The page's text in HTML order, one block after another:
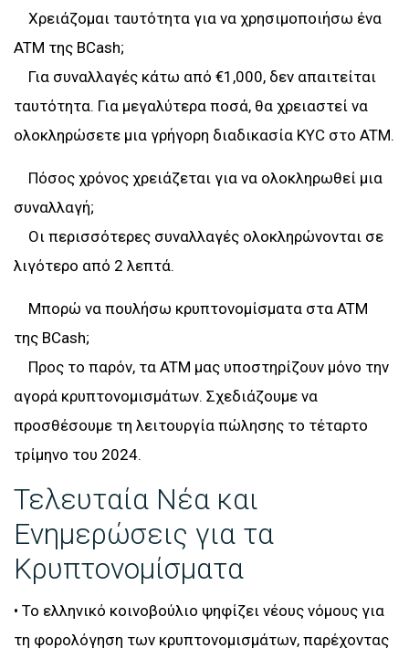
Χρειάζομαι ταυτότητα για να χρησιμοποιήσω ένα
ATM της BCash;
Για συναλλαγές κάτω από €1,000, δεν απαιτείται
ταυτότητα. Για μεγαλύτερα ποσά, θα χρειαστεί να
ολοκληρώσετε μια γρήγορη διαδικασία KYC στο ATM.
Πόσος χρόνος χρειάζεται για να ολοκληρωθεί μια
συναλλαγή;
Οι περισσότερες συναλλαγές ολοκληρώνονται σε
λιγότερο από 2 λεπτά.
Μπορώ να πουλήσω κρυπτονομίσματα στα ATM
της BCash;
Προς το παρόν, τα ATM μας υποστηρίζουν μόνο την
αγορά κρυπτονομισμάτων. Σχεδιάζουμε να
προσθέσουμε τη λειτουργία πώλησης το τέταρτο
τρίμηνο του 2024.
Τελευταία Νέα και
Ενημερώσεις για τα
Κρυπτονομίσματα
• Το ελληνικό κοινοβούλιο ψηφίζει νέους νόμους για
τη φορολόγηση των κρυπτονομισμάτων, παρέχοντας